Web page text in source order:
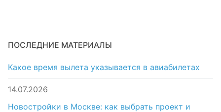
ПОСЛЕДНИЕ МАТЕРИАЛЫ
Какое время вылета указывается в авиабилетах
14.07.2026
Новостройки в Москве: как выбрать проект и